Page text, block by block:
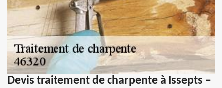
Devis traitement de charpente à Issepts –